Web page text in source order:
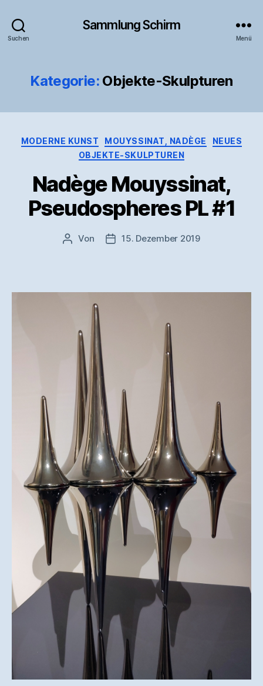
Suchen
Sammlung Schirm
Menü
Kategorie: Objekte-Skulpturen
Kategorien
MODERNE KUNST MOUYSSINAT, NADÈGE
NEUES
OBJEKTE-SKULPTUREN
Nadège Mouyssinat,
Pseudospheres PL #1
Beitragsautor
Von Veröffentlichungsdatum
15. Dezember 2019